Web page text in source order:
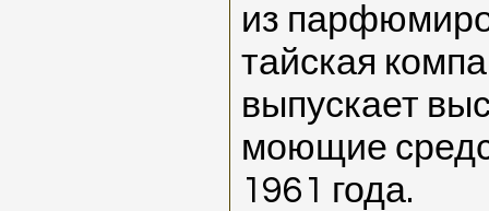
из
тайская
выпускает
моющие
1961 года.